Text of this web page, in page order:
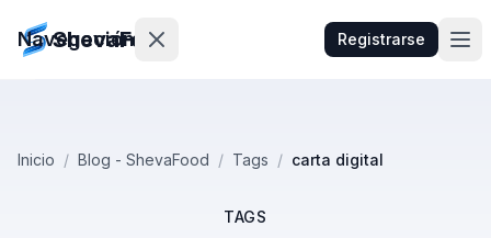
ShevaFood Registrarse
Navegación
Inicio / Blog - ShevaFood / Tags / carta digital
TAGS